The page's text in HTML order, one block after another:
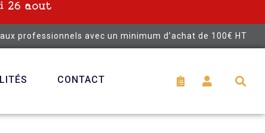
26 aout
professionnels avec un minimum d’achat de 100€ HT
CONTACT